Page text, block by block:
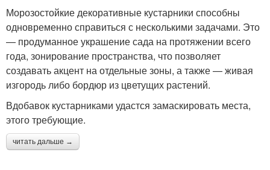
Морозостойкие декоративные кустарники способны
одновременно справиться с несколькими задачами. Это
— продуманное украшение сада на протяжении всего
года, зонирование пространства, что позволяет
создавать акцент на отдельные зоны, а также — живая
изгородь либо бордюр из цветущих растений.
Вдобавок кустарниками удастся замаскировать места,
этого требующие.
читать дальше →